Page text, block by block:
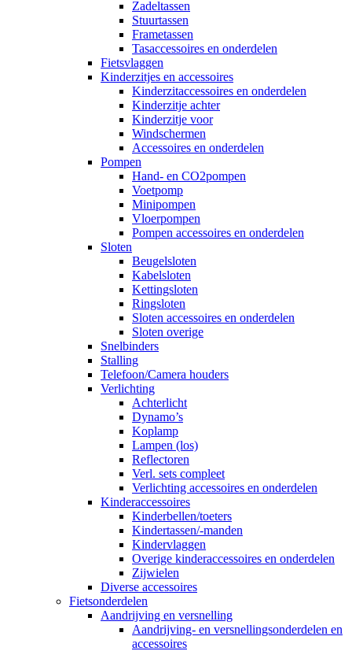
Zadeltassen
Stuurtassen
Frametassen
Tasaccessoires en onderdelen
Fietsvlaggen
Kinderzitjes en accessoires
Kinderzitaccessoires en onderdelen
Kinderzitje achter
Kinderzitje voor
Windschermen
Accessoires en onderdelen
Pompen
Hand- en CO2pompen
Voetpomp
Minipompen
Vloerpompen
Pompen accessoires en onderdelen
Sloten
Beugelsloten
Kabelsloten
Kettingsloten
Ringsloten
Sloten accessoires en onderdelen
Sloten overige
Snelbinders
Stalling
Telefoon/Camera houders
Verlichting
Achterlicht
Dynamo’s
Koplamp
Lampen (los)
Reflectoren
Verl. sets compleet
Verlichting accessoires en onderdelen
Kinderaccessoires
Kinderbellen/toeters
Kindertassen/-manden
Kindervlaggen
Overige kinderaccessoires en onderdelen
Zijwielen
Diverse accessoires
Fietsonderdelen
Aandrijving en versnelling
Aandrijving- en versnellingsonderdelen en
accessoires